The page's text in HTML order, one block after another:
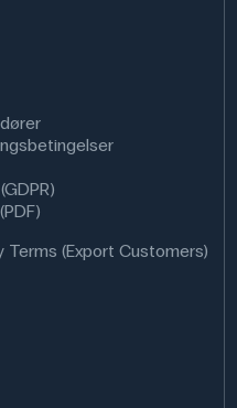
Terms (Export Customers)